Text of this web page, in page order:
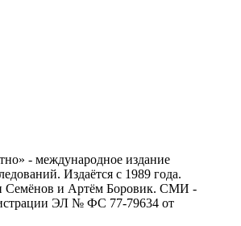
- международное издание
Издаётся с 1989 года.
Семёнов и Артём Боровик. CМИ -
ЭЛ № ФС 77-79634 от